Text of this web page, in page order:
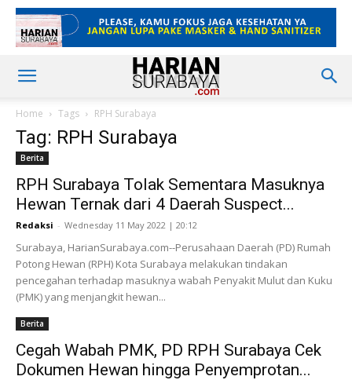
Home Tags RPH Surabaya
Tag: RPH Surabaya
Berita
RPH Surabaya Tolak Sementara Masuknya
Hewan Ternak dari 4 Daerah Suspect...
Redaksi - Wednesday 11 May 2022 | 20:12
Surabaya, HarianSurabaya.com--Perusahaan Daerah (PD) Rumah
Potong Hewan (RPH) Kota Surabaya melakukan tindakan
pencegahan terhadap masuknya wabah Penyakit Mulut dan Kuku
(PMK) yang menjangkit hewan...
Berita
Cegah Wabah PMK, PD RPH Surabaya Cek
Dokumen Hewan hingga Penyemprotan...